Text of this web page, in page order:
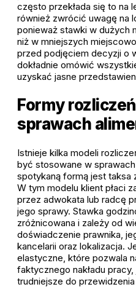
często przekłada się to na
również zwrócić uwagę na
ponieważ stawki w dużych
niż w mniejszych
przed podjęciem decyzji o
dokładnie omówić
uzyskać jasne
Formy
sprawach
Istnieje kilka modeli
być stosowane w
spotykaną formą jest taksa
W tym modelu klient płaci
przez adwokata lub radcę
jego sprawy. Stawka
zróżnicowana i zależy od
doświadczenie prawnika,
kancelarii oraz lokalizacja.
elastyczne, które pozwala
faktycznego nakładu
trudniejsze do